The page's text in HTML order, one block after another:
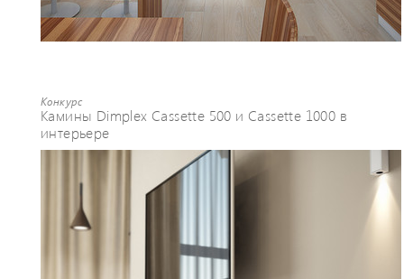
Конкурс
Камины Dimplex Cassette 500 и Cassette 1000 в
интерьере